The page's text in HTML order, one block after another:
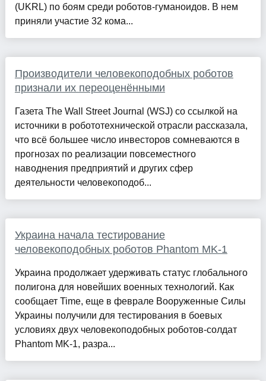
(UKRL) по боям среди роботов-гуманоидов. В нем
приняли участие 32 кома...
Производители человекоподобных роботов
признали их переоценёнными
Газета The Wall Street Journal (WSJ) со ссылкой на
источники в робототехнической отрасли рассказала,
что всё большее число инвесторов сомневаются в
прогнозах по реализации повсеместного
наводнения предприятий и других сфер
деятельности человекоподоб...
Украина начала тестирование
человекоподобных роботов Phantom MK-1
Украина продолжает удерживать статус глобального
полигона для новейших военных технологий. Как
сообщает Time, еще в феврале Вооруженные Силы
Украины получили для тестирования в боевых
условиях двух человекоподобных роботов-солдат
Phantom MK-1, разра...